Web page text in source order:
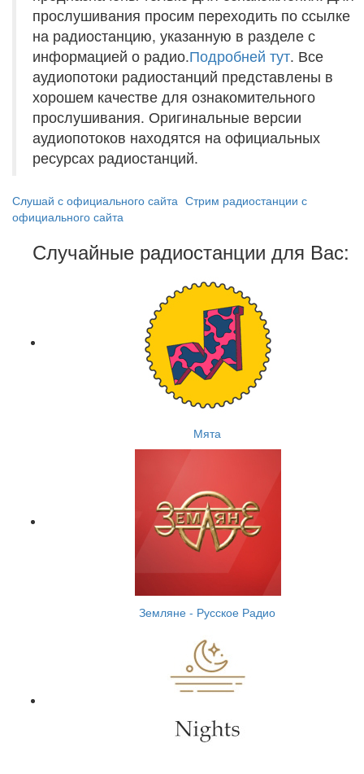
прослушивания просим переходить по ссылке
на радиостанцию, указанную в разделе с
информацией о радио.Подробней тут. Все
аудиопотоки радиостанций представлены в
хорошем качестве для ознакомительного
прослушивания. Оригинальные версии
аудиопотоков находятся на официальных
ресурсах радиостанций.
Слушай с официального сайта Стрим радиостанции с
официального сайта
Случайные радиостанции для Вас:
Мята
Земляне - Русское Радио